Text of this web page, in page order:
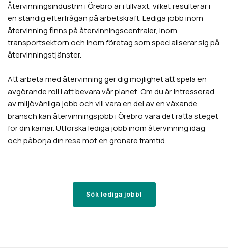
Återvinningsindustrin iÖrebroär i tillväxt, vilket resulterar i
en ständig efterfrågan på arbetskraft. Lediga jobb inom
återvinning finns på återvinningscentraler, inom
transportsektorn och inom företag som specialiserar sig på
återvinningstjänster.
Att arbeta med återvinning ger dig möjlighet att spela en
avgörande roll i att bevara vår planet. Om du är intresserad
av miljövänliga jobb och vill vara en del av en växande
bransch kan återvinningsjobb iÖrebrovara det rätta steget
för din karriär. Utforska lediga jobb inom återvinning idag
och påbörja din resa mot en grönare framtid.
Sök lediga jobb!